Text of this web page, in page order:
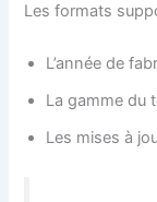
Les formats
L’année de
La gamme du
Les mises à